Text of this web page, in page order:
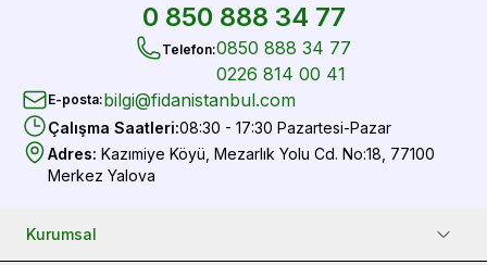
0 850 888 34 77
Telefon:0850 888 34 77
0226 814 00 41
E-posta:bilgi@fidanistanbul.com
Çalışma Saatleri:08:30 - 17:30 Pazartesi-Pazar
Adres: Kazımiye Köyü, Mezarlık Yolu Cd. No:18, 77100
Merkez Yalova
Kurumsal